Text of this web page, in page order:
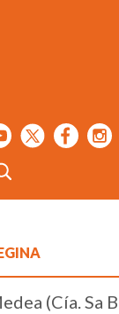
(Cía. Sa